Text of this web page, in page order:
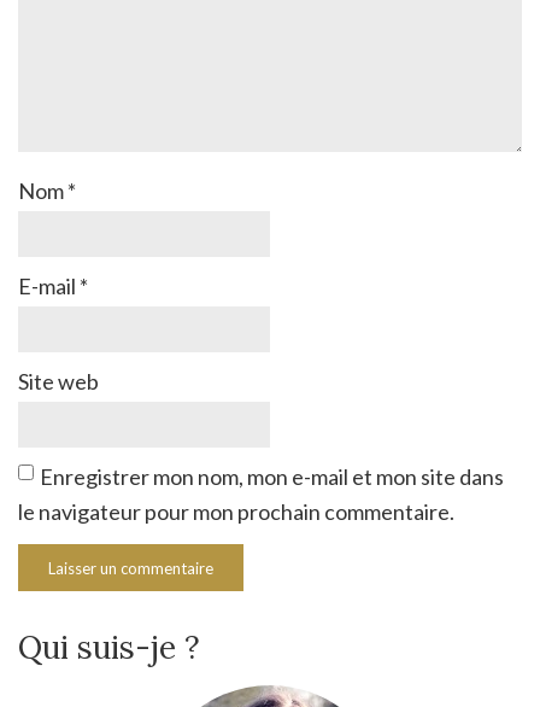
Nom*
E-mail *
Site web
Enregistrer mon nom, mon e-mail et mon site dans
le navigateur pour mon prochain commentaire.
Qui suis-je ?